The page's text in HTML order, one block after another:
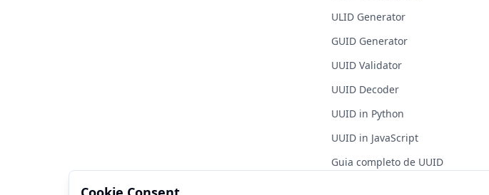
ULID Generator
GUID Generator
UUID Validator
UUID Decoder
UUID in Python
UUID in JavaScript
Guia completo de UUID